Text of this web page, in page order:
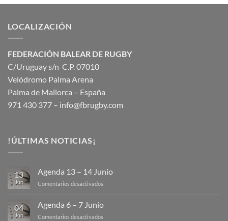
LOCALIZACIÓN
FEDERACIÓN BALEAR DE RUGBY
C/Uruguay s/n C.P. 07010
Velódromo Palma Arena
Palma de Mallorca – España
971 430 377 – info@fbrugby.com
!ÚLTIMAS NOTICIAS¡
13
Jun
Agenda 13 – 14 Junio
Comentarios desactivados
–
04
Jun
Agenda 6 – 7 Junio
Comentarios desactivados